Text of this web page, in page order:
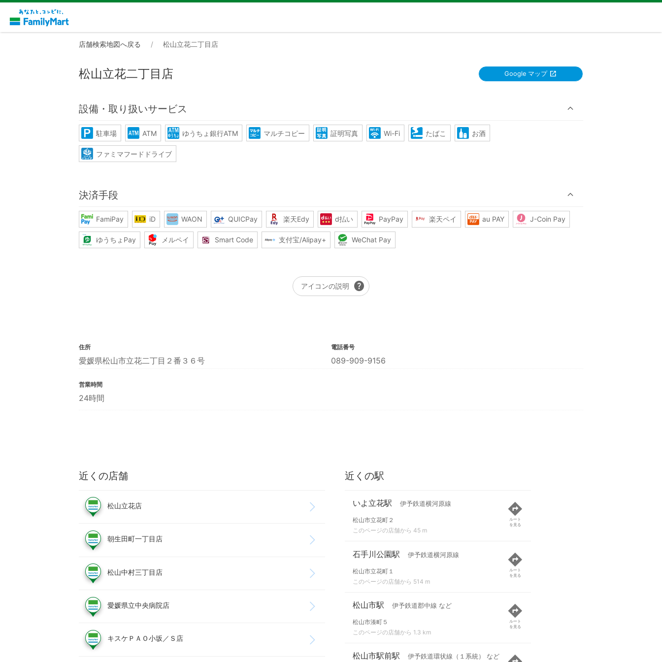
店舗検索地図へ戻る 松山立花二丁目店
松山立花二丁目店 Google マップ
設備・取り扱いサービス
駐車場 ATM ゆうちょ銀行ATM マルチコピー 証明写真 Wi-Fi たばこ お酒
ファミマフードドライブ
決済手段
FamiPay iD WAON QUICPay 楽天Edy d払い PayPay 楽天ペイ au PAY J-Coin Pay
ゆうちょPay メルペイ Smart Code 支付宝/Alipay+ WeChat Pay
アイコンの説明 help
住所
愛媛県松山市立花二丁目２番３６号
電話番号
089-909-9156
営業時間
24時間
近くの店舗
松山立花店
朝生田町一丁目店
松山中村三丁目店
愛媛県立中央病院店
キスケＰＡＯ小坂／Ｓ店
近くの駅
いよ立花駅 伊予鉄道横河原線
松山市立花町２
このページの店舗から 45 m
ルート
を見る
石手川公園駅 伊予鉄道横河原線
松山市立花町１
このページの店舗から 514 m
ルート
を見る
松山市駅 伊予鉄道郡中線 など
松山市湊町５
このページの店舗から 1.3 km
ルート
を見る
松山市駅前駅 伊予鉄道環状線（１系統） など